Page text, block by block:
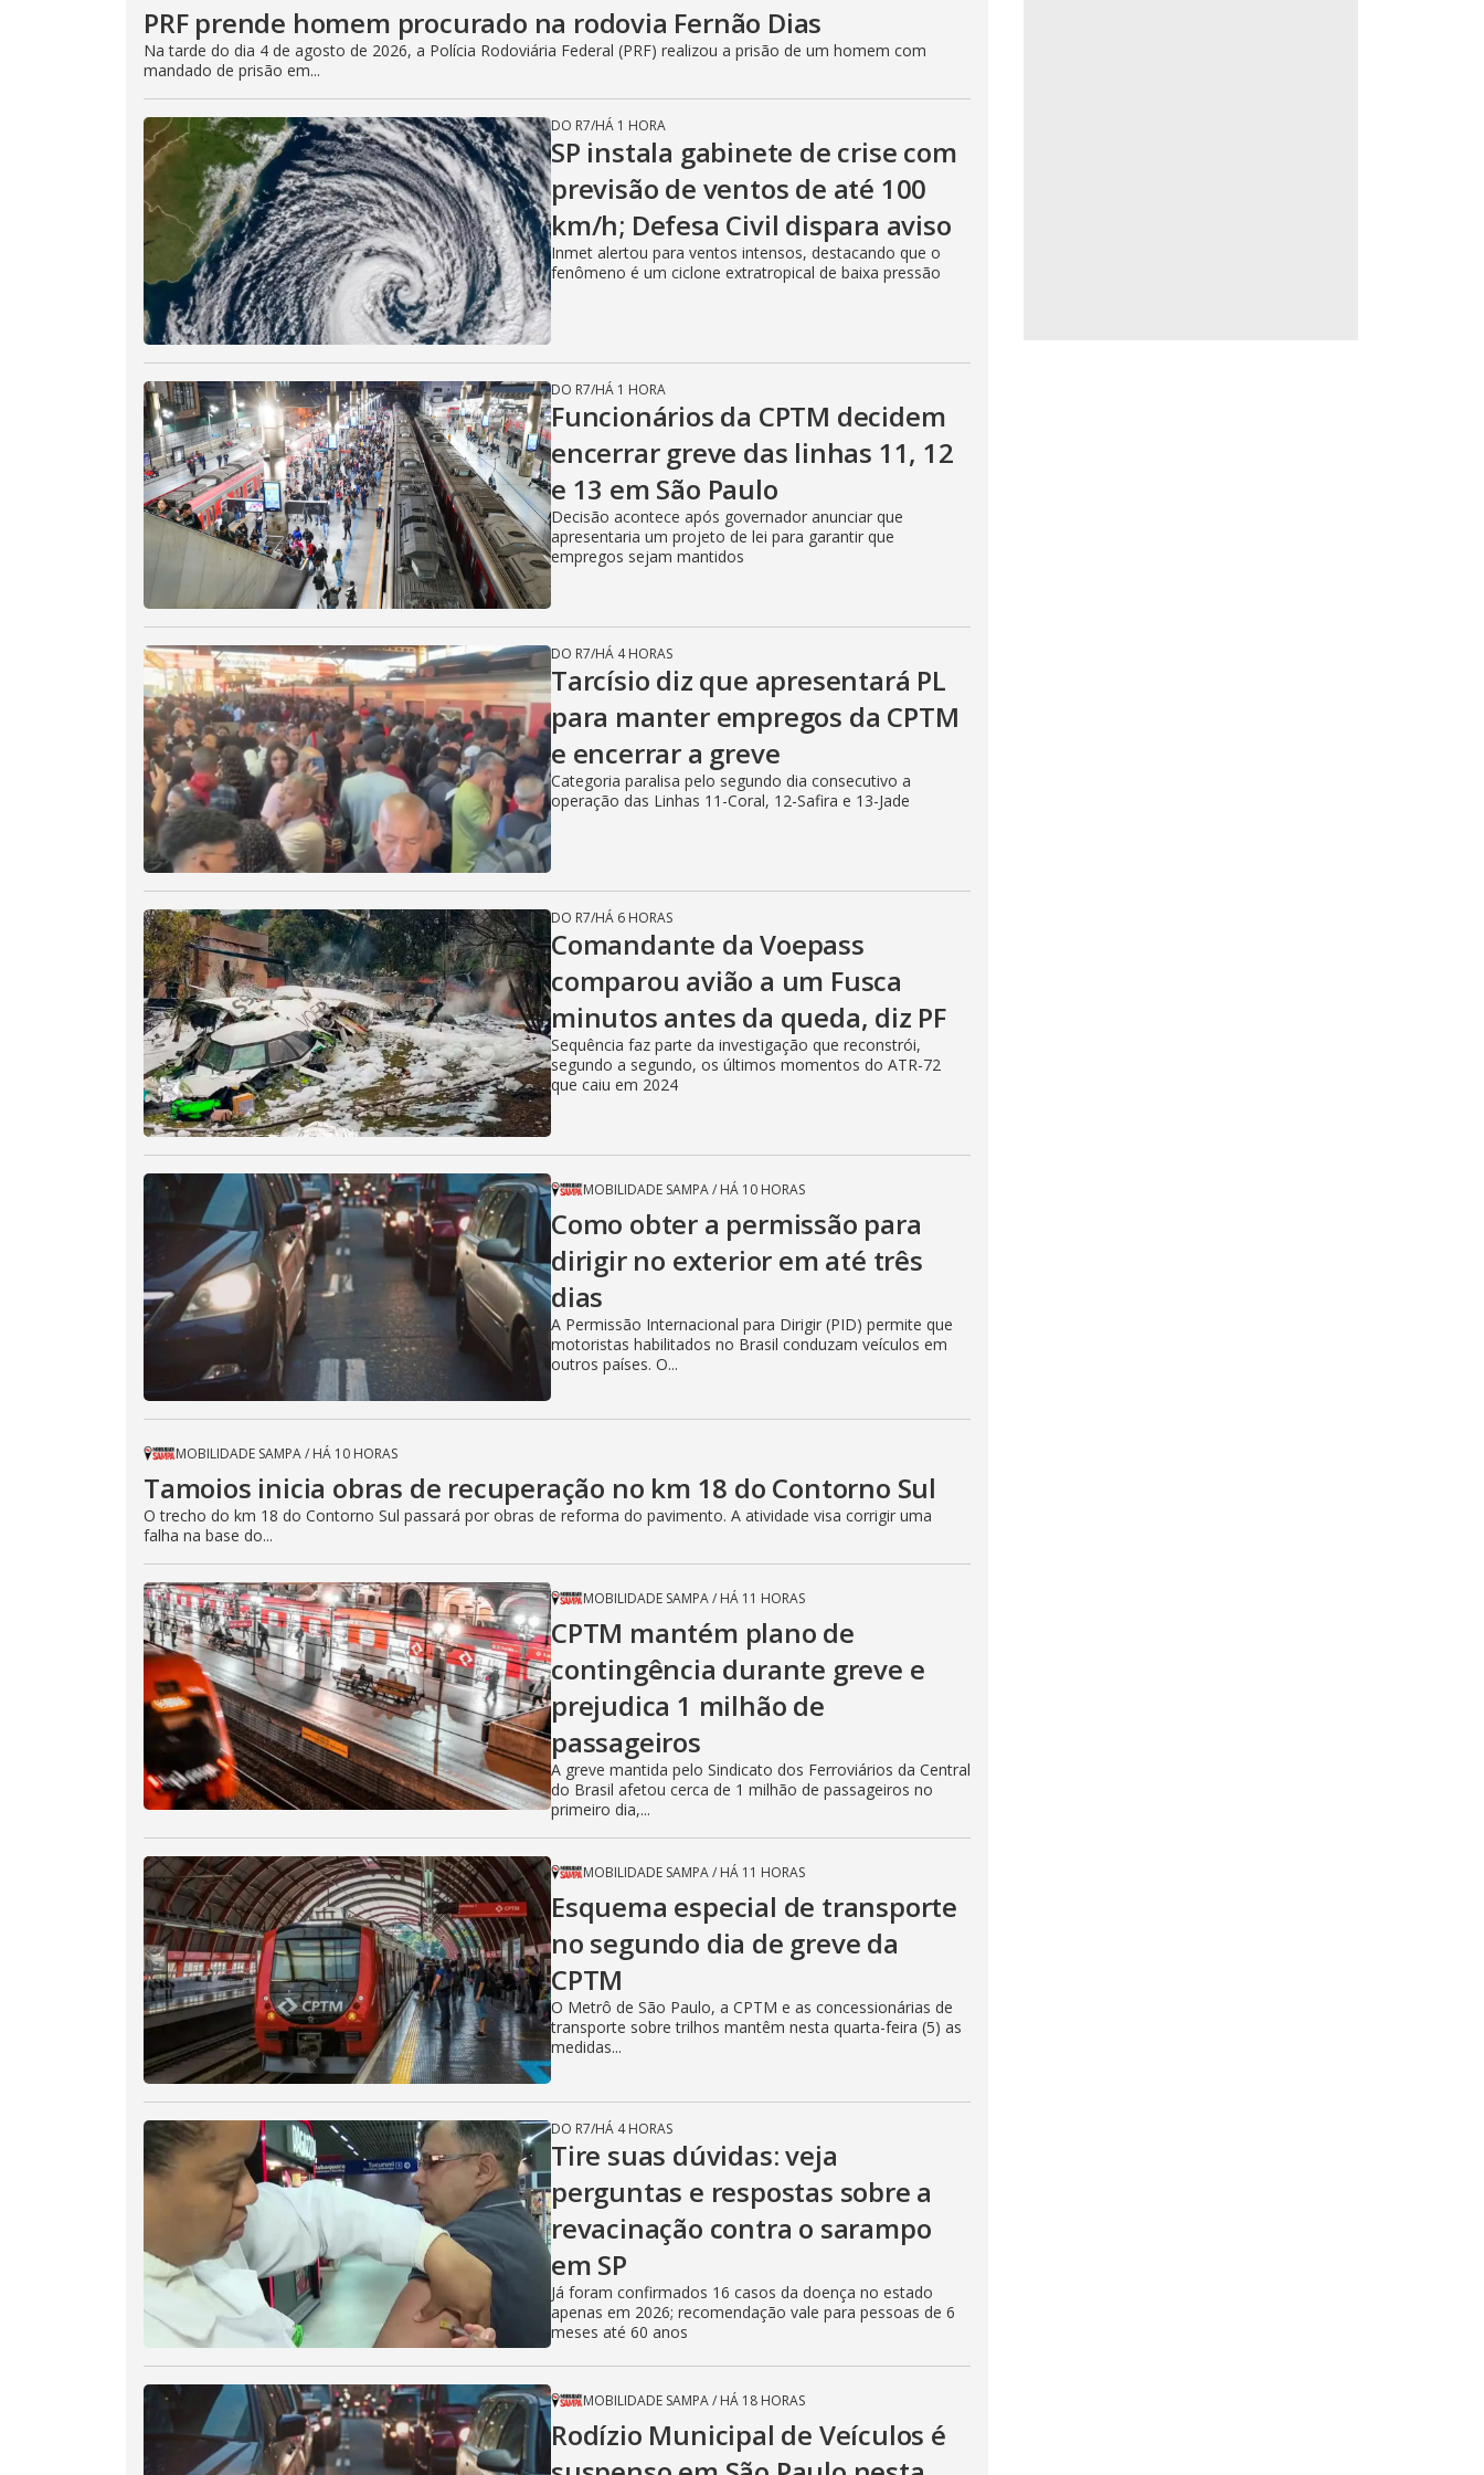
i
d
e
o
PRF prende homem procurado na rodovia Fernão Dias
Na tarde do dia 4 de agosto de 2026, a Polícia Rodoviária Federal (PRF) realizou a prisão de um homem com
mandado de prisão em...
DO R7/HÁ 1 HORA
SP instala gabinete de crise com
previsão de ventos de até 100
km/h; Defesa Civil dispara aviso
Inmet alertou para ventos intensos, destacando que o
fenômeno é um ciclone extratropical de baixa pressão
DO R7/HÁ 1 HORA
Funcionários da CPTM decidem
encerrar greve das linhas 11, 12
e 13 em São Paulo
Decisão acontece após governador anunciar que
apresentaria um projeto de lei para garantir que
empregos sejam mantidos
DO R7/HÁ 4 HORAS
Tarcísio diz que apresentará PL
para manter empregos da CPTM
e encerrar a greve
Categoria paralisa pelo segundo dia consecutivo a
operação das Linhas 11-Coral, 12-Safira e 13-Jade
DO R7/HÁ 6 HORAS
Comandante da Voepass
comparou avião a um Fusca
minutos antes da queda, diz PF
Sequência faz parte da investigação que reconstrói,
segundo a segundo, os últimos momentos do ATR-72
que caiu em 2024
MOBILIDADE SAMPA/ HÁ 10 HORAS
Como obter a permissão para
dirigir no exterior em até três
dias
A Permissão Internacional para Dirigir (PID) permite que
motoristas habilitados no Brasil conduzam veículos em
outros países. O...
MOBILIDADE SAMPA/ HÁ 10 HORAS
Tamoios inicia obras de recuperação no km 18 do Contorno Sul
O trecho do km 18 do Contorno Sul passará por obras de reforma do pavimento. A atividade visa corrigir uma
falha na base do...
MOBILIDADE SAMPA/ HÁ 11 HORAS
CPTM mantém plano de
contingência durante greve e
prejudica 1 milhão de
passageiros
A greve mantida pelo Sindicato dos Ferroviários da Central
do Brasil afetou cerca de 1 milhão de passageiros no
primeiro dia,...
MOBILIDADE SAMPA/ HÁ 11 HORAS
Esquema especial de transporte
no segundo dia de greve da
CPTM
O Metrô de São Paulo, a CPTM e as concessionárias de
transporte sobre trilhos mantêm nesta quarta-feira (5) as
medidas...
DO R7/HÁ 4 HORAS
Tire suas dúvidas: veja
perguntas e respostas sobre a
revacinação contra o sarampo
em SP
Já foram confirmados 16 casos da doença no estado
apenas em 2026; recomendação vale para pessoas de 6
meses até 60 anos
MOBILIDADE SAMPA/ HÁ 18 HORAS
Rodízio Municipal de Veículos é